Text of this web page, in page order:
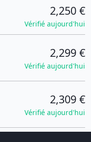
2,250 €
Vérifié aujourd'hui
2,299 €
Vérifié aujourd'hui
2,309 €
Vérifié aujourd'hui